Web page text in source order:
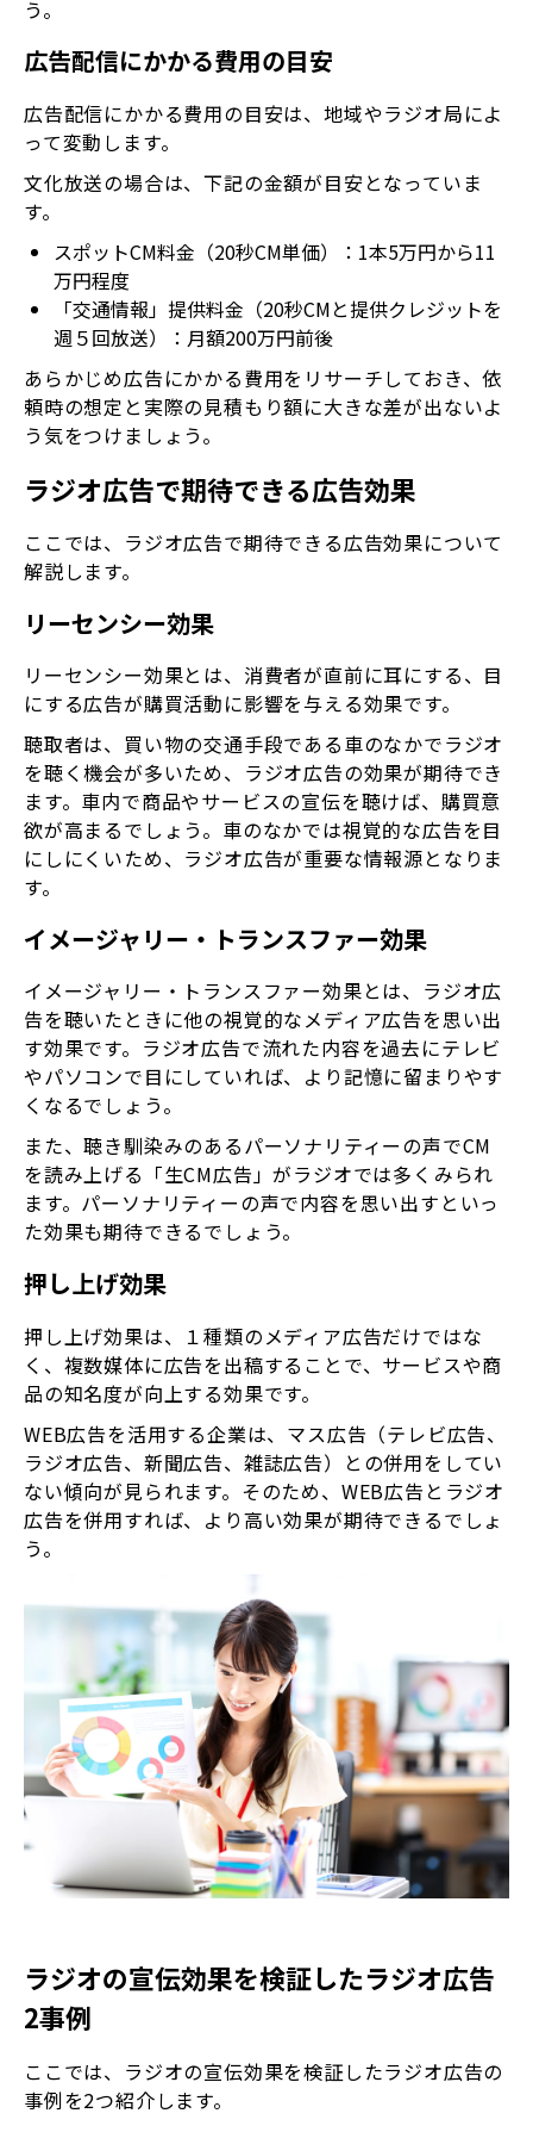
う。
広告配信にかかる費用の目安
広告配信にかかる費用の目安は、地域やラジオ局によ
って変動します。
文化放送の場合は、下記の金額が目安となっていま
す。
スポットCM料金（20秒CM単価）：1本5万円から11
万円程度
「交通情報」提供料金（20秒CMと提供クレジットを
週５回放送）：月額200万円前後
あらかじめ広告にかかる費用をリサーチしておき、依
頼時の想定と実際の見積もり額に大きな差が出ないよ
う気をつけましょう。
ラジオ広告で期待できる広告効果
ここでは、ラジオ広告で期待できる広告効果について
解説します。
リーセンシー効果
リーセンシー効果とは、消費者が直前に耳にする、目
にする広告が購買活動に影響を与える効果です。
聴取者は、買い物の交通手段である車のなかでラジオ
を聴く機会が多いため、ラジオ広告の効果が期待でき
ます。車内で商品やサービスの宣伝を聴けば、購買意
欲が高まるでしょう。車のなかでは視覚的な広告を目
にしにくいため、ラジオ広告が重要な情報源となりま
す。
イメージャリー・トランスファー効果
イメージャリー・トランスファー効果とは、ラジオ広
告を聴いたときに他の視覚的なメディア広告を思い出
す効果です。ラジオ広告で流れた内容を過去にテレビ
やパソコンで目にしていれば、より記憶に留まりやす
くなるでしょう。
また、聴き馴染みのあるパーソナリティーの声でCM
を読み上げる「生CM広告」がラジオでは多くみられ
ます。パーソナリティーの声で内容を思い出すといっ
た効果も期待できるでしょう。
押し上げ効果
押し上げ効果は、１種類のメディア広告だけではな
く、複数媒体に広告を出稿することで、サービスや商
品の知名度が向上する効果です。
WEB広告を活用する企業は、マス広告（テレビ広告、
ラジオ広告、新聞広告、雑誌広告）との併用をしてい
ない傾向が見られます。そのため、WEB広告とラジオ
広告を併用すれば、より高い効果が期待できるでしょ
う。
ラジオの宣伝効果を検証したラジオ広告
2事例
ここでは、ラジオの宣伝効果を検証したラジオ広告の
事例を2つ紹介します。